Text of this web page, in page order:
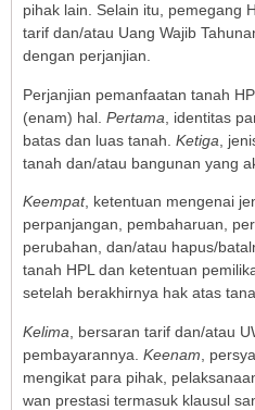
pihak lain. Selain itu, pemegang
tarif dan/atau Uang Wajib
dengan perjanjian.
Perjanjian pemanfaatan tanah
(enam) hal. Pertama , identitas
batas dan luas tanah. Ketiga ,
tanah dan/atau bangunan yang
Keempat, ketentuan mengenai
perpanjangan, pembaharuan,
perubahan, dan/atau hapus/
tanah HPL dan ketentuan
setelah berakhirnya hak atas
Kelima , bersaran tarif dan/atau
pembayarannya. Keenam ,
mengikat para pihak,
wan prestasi termasuk klausul